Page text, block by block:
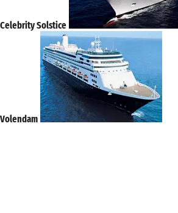
Celebrity Solstice
Volendam